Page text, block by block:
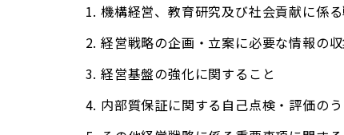
機構経営、教育研究及び社会貢献に係
経営戦略の企画・立案に必要な情報の
経営基盤の強化に関すること
内部質保証に関する自己点検・評価の